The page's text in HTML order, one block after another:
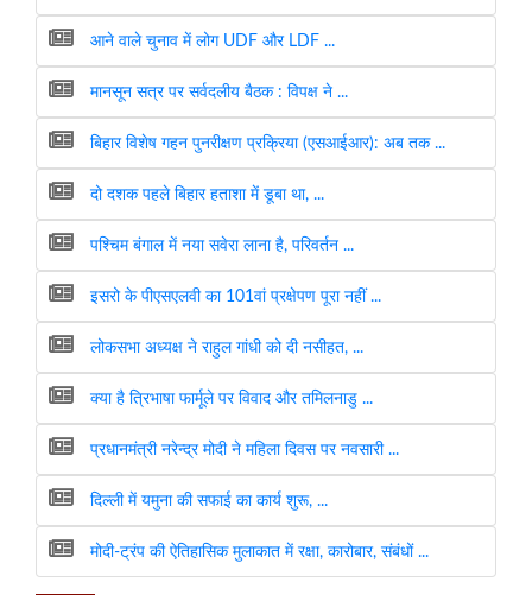
आने वाले चुनाव में लोग UDF और LDF ...
मानसून सत्र पर सर्वदलीय बैठक : विपक्ष ने ...
बिहार विशेष गहन पुनरीक्षण प्रक्रिया (एसआईआर): अब तक ...
दो दशक पहले बिहार हताशा में डूबा था, ...
पश्चिम बंगाल में नया सवेरा लाना है, परिवर्तन ...
इसरो के पीएसएलवी का 101वां प्रक्षेपण पूरा नहीं ...
लोकसभा अध्यक्ष ने राहुल गांधी को दी नसीहत, ...
क्या है त्रिभाषा फार्मूले पर विवाद और तमिलनाडु ...
प्रधानमंत्री नरेन्द्र मोदी ने महिला दिवस पर नवसारी ...
दिल्ली में यमुना की सफाई का कार्य शुरू, ...
मोदी-ट्रंप की ऐतिहासिक मुलाकात में रक्षा, कारोबार, संबंधों ...